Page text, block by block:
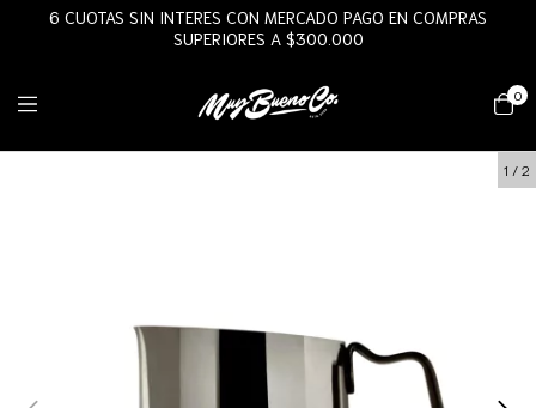
6 CUOTAS SIN INTERES CON MERCADO PAGO EN COMPRAS
SUPERIORES A $300.000
0
1 / 2